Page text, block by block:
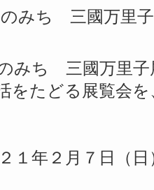
のみち 三國万里
のみち 三國万里
をたどる展覧会
年２月７日（日